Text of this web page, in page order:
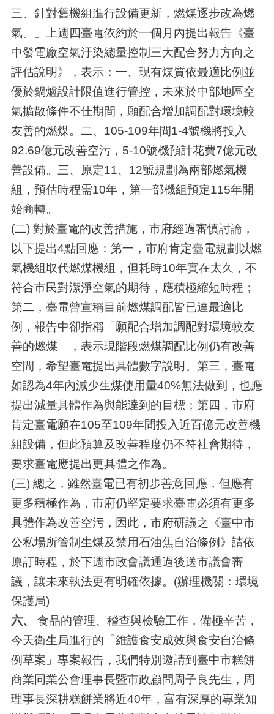
三、針對舊機組進行設備更新，燃煤逐步改為燃
氣。」上週四臺電依約於一個月內提出報告《臺
中發電廠空氣汙染總量控制三大配合努力方向之
評估說明》，表示：一、現有煤質依最適比例並
優於鍋爐設計限值進行管控，未來於中部地區空
氣擴散條件不佳期間，願配合增加調配對環境較
友善的燃煤。二、105-109年間1-4號機將投入
92.69億元改善空污，5-10號機預計花費7億元改
善設備。三、原定11、12號規劃為兩部燃氣機
組，預估時程需10年，第一部機組預定115年開
始商轉。
(二) 對於臺電的改善措施，市府經過審慎討論，
以下提出4點回應：第一，市府肯定臺電規劃以燃
氣機組取代燃煤機組，但耗時10年實在太久，不
符合市民對潔淨空氣的期待，應積極縮短時程；
第二，臺電曾宣稱目前燃煤調配皆已達最適比
例，報告中卻指稱「願配合增加調配對環境較友
善的燃煤」，表示現階段燃煤調配比例仍有改善
空間，希望臺電提出具體數字說明。第三，臺電
如認為4年內減少生煤使用量40%無法做到，也應
提出減量具體作為與能達到的目標；第四，市府
肯定臺電願在105至109年間投入近百億元改善機
組設備，但此預算及改善程度仍不符社會期待，
要求臺電應提出更具體之作為。
(三) 總之，雖然臺電已有初步善意回應，但應有
更多積極作為，市府仍堅定要求臺電必須有更多
具體作為改善空污，因此，市府研議之《臺中市
公私場所管制生煤及禁用石油焦自治條例》請依
原訂時程，於下週市政會議通過後送市議會審
議，讓未來執法更有明確依據。(辦理機關：環境
保護局)
六、
食品的管理、稽查與檢驗工作，備極辛苦，
今天衛生局進行的「維護食安成效與食安自治條
例草案」專案報告，我們特別邀請到臺中市糕餅
商業同業公會理事長暨市政顧問周子良先生，周
理事長深耕糕餅業將近40年，富有深厚的專業知